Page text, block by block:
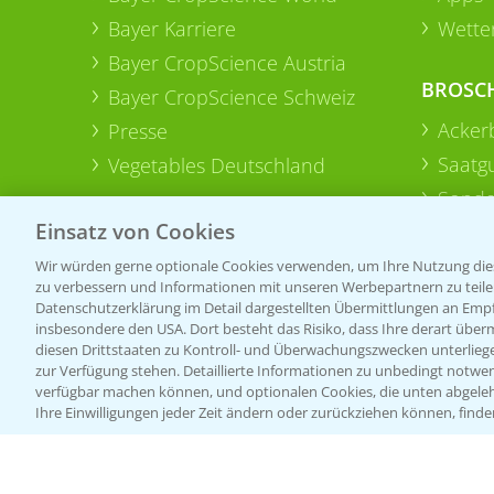
Bayer Karriere
Bayer CropScience Austria
Bayer CropScience Schweiz
Presse
Vegetables Deutschland
Einsatz von Cookies
Wir würden gerne optionale Cookies verwenden, um Ihre Nutzung
zu verbessern und Informationen mit unseren Werbepartnern zu
Datenschutzerklärung im Detail dargestellten Übermittlungen an
insbesondere den USA. Dort besteht das Risiko, dass Ihre derart
diesen Drittstaaten zu Kontroll- und Überwachungszwecken
zur Verfügung stehen. Detaillierte Informationen zu unbedingt
verfügbar machen können, und optionalen Cookies, die unten
Ihre Einwilligungen jeder Zeit ändern oder zurückziehen können,